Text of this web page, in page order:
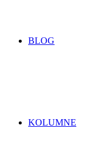
BLOG
KOLUMNE